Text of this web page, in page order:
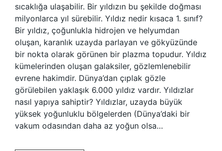
sıcaklığa ulaşabilir. Bir yıldızın bu şekilde doğması
milyonlarca yıl sürebilir. Yıldız nedir kısaca 1. sınıf?
Bir yıldız, çoğunlukla hidrojen ve helyumdan
oluşan, karanlık uzayda parlayan ve gökyüzünde
bir nokta olarak görünen bir plazma topudur. Yıldız
kümelerinden oluşan galaksiler, gözlemlenebilir
evrene hakimdir. Dünya’dan çıplak gözle
görülebilen yaklaşık 6.000 yıldız vardır. Yıldızlar
nasıl yapıya sahiptir? Yıldızlar, uzayda büyük
yüksek yoğunluklu bölgelerden (Dünya’daki bir
vakum odasından daha az yoğun olsa…